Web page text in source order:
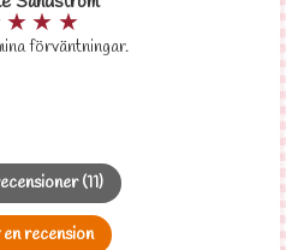
★★ ★
förväntningar.
(11)
recension